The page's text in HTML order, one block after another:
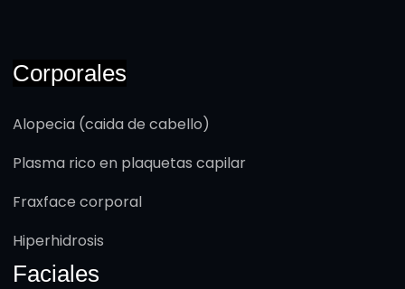
Corporales
Alopecia (caida de cabello)
Plasma rico en plaquetas capilar
Fraxface corporal
Hiperhidrosis
Faciales